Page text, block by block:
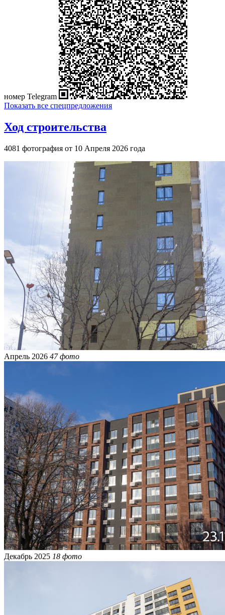
номер Telegram
Показать все спецпредложения
Ход строительства
4081 фотография от 10 Апреля 2026 года
Апрель 2026 47 фото
Декабрь 2025 18 фото